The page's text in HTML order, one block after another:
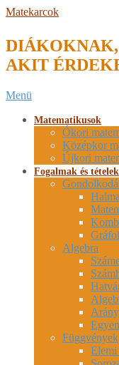
Skip
content
Matekarcok
DIÁKOKNAK,
AKIT
Secondary
Menu
Menü
Matematikusok
Ókori
Középkor
Újkori
Fogalmak és tételek
Algebra
Függvények
Elemi